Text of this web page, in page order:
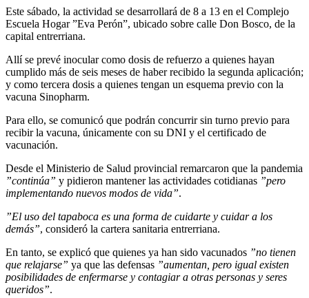
Este sábado, la actividad se desarrollará de 8 a 13 en el Complejo
Escuela Hogar ”Eva Perón”, ubicado sobre calle Don Bosco, de la
capital entrerriana.
Allí se prevé inocular como dosis de refuerzo a quienes hayan
cumplido más de seis meses de haber recibido la segunda aplicación;
y como tercera dosis a quienes tengan un esquema previo con la
vacuna Sinopharm.
Para ello, se comunicó que podrán concurrir sin turno previo para
recibir la vacuna, únicamente con su DNI y el certificado de
vacunación.
Desde el Ministerio de Salud provincial remarcaron que la pandemia
”continúa” y pidieron mantener las actividades cotidianas ”pero
implementando nuevos modos de vida”.
”El uso del tapaboca es una forma de cuidarte y cuidar a los
demás”, consideró la cartera sanitaria entrerriana.
En tanto, se explicó que quienes ya han sido vacunados ”no tienen
que relajarse” ya que las defensas ”aumentan, pero igual existen
posibilidades de enfermarse y contagiar a otras personas y seres
queridos”.